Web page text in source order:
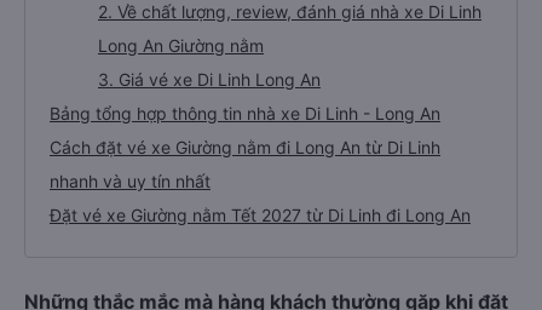
2. Về chất lượng, review, đánh giá nhà xe Di Linh
Long An Giường nằm
3. Giá vé xe Di Linh Long An
Bảng tổng hợp thông tin nhà xe Di Linh - Long An
Cách đặt vé xe Giường nằm đi Long An từ Di Linh
nhanh và uy tín nhất
Đặt vé xe Giường nằm Tết 2027 từ Di Linh đi Long An
Những thắc mắc mà hàng khách thường gặp khi đặt